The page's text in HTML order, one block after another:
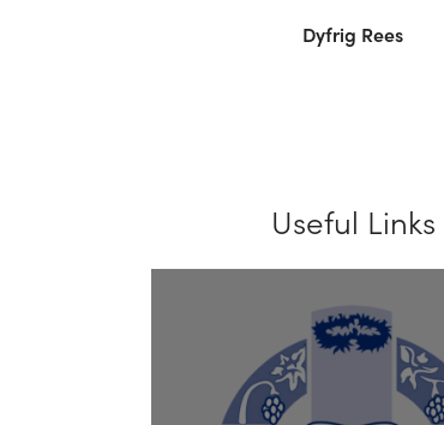
Dyfrig Rees
Useful Links